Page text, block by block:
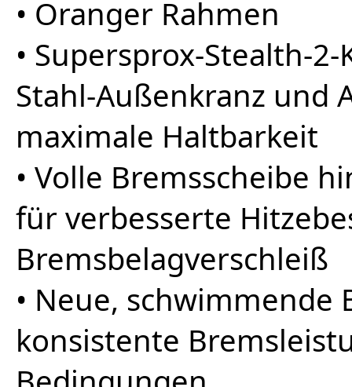
• Oranger Rahmen
• Supersprox-Stealth-
Stahl-Außenkranz
maximale Haltbarkeit
• Volle Bremsscheibe
für verbesserte
Bremsbelagverschleiß
• Neue,
konsistente